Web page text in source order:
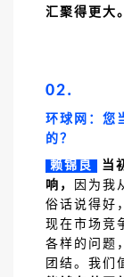
汇聚得更大。
02.
环球网：您
的？
赖锦良
当
响，
因为我
俗话说得好，
现在市场竞
各样的问题
团结。我们